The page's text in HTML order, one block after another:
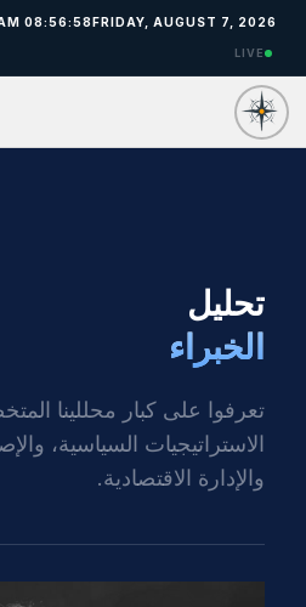
FRIDAY, AUGUST 7, 2026
08:56:59 AM
LIVE
تحليل
الخبراء
تعرفوا على كبار محللينا
الاستراتيجيات السياسية،
والإدارة الاقتصادية.